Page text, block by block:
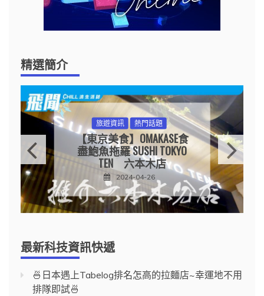
精選簡介
旅遊資訊 熱門話題
【東京美食】OMAKASE食
盡鮑魚拖羅 SUSHI TOKYO
TEN 六本木店
2024-04-26
最新科技資訊快遞
🍜日本遇上Tabelog排名怎高的拉麵店~幸運地不用
排隊即試🍜